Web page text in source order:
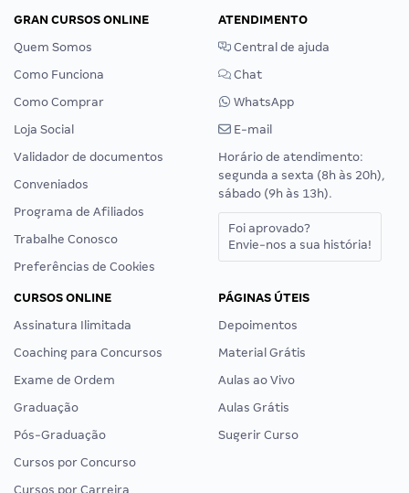
GRAN CURSOS ONLINE
Quem Somos
Como Funciona
Como Comprar
Loja Social
Validador de documentos
Conveniados
Programa de Afiliados
Trabalhe Conosco
Preferências de Cookies
ATENDIMENTO
Central de ajuda
Chat
WhatsApp
E-mail
Horário de atendimento:
segunda a sexta (8h às 20h),
sábado (9h às 13h).
Foi aprovado?
Envie-nos a sua história!
CURSOS ONLINE
Assinatura Ilimitada
Coaching para Concursos
Exame de Ordem
Graduação
Pós-Graduação
Cursos por Concurso
Cursos por Carreira
PÁGINAS ÚTEIS
Depoimentos
Material Grátis
Aulas ao Vivo
Aulas Grátis
Sugerir Curso